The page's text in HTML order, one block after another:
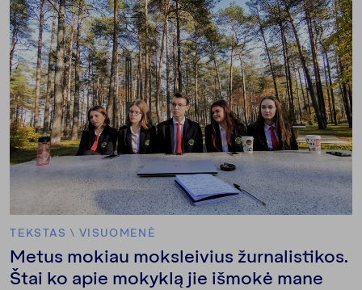
TEKSTAS \VISUOMENĖ
Metus mokiau moksleivius žurnalistikos.
Štai ko apie mokyklą jie išmokė mane